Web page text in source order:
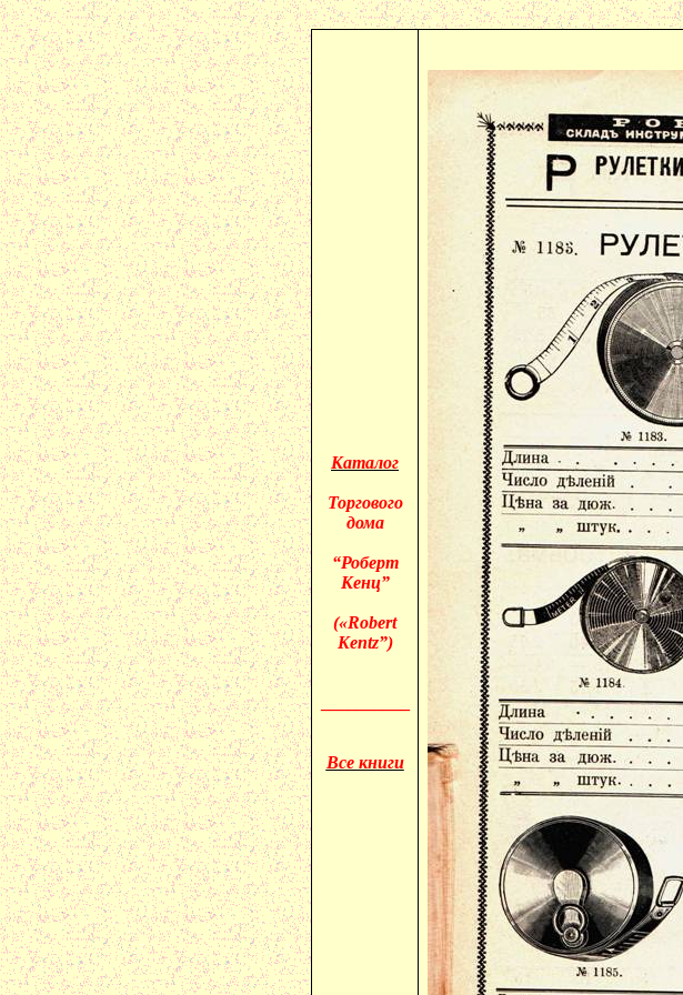
Каталог
Торгового
дома
“Роберт
Кенц”
(«Robert
Kentz”)
Все книги